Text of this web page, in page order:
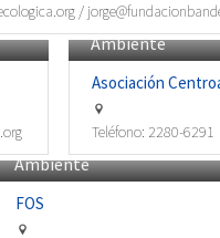
/
Ambiente
Asociación
Teléfono: 2280-6291
Ambiente
FOS